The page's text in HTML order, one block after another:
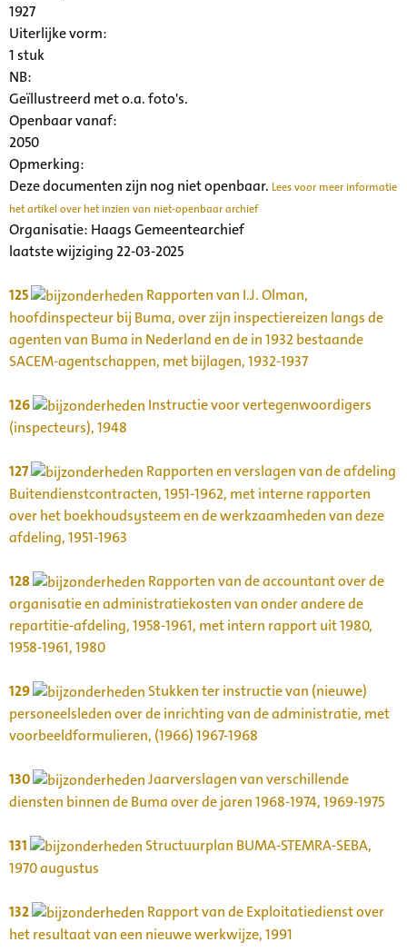
1927
Uiterlijke vorm:
1 stuk
NB:
Geïllustreerd met o.a. foto's.
Openbaar vanaf:
2050
Opmerking:
Deze documenten zijn nog niet openbaar. Lees voor meer informatie
het artikel over het inzien van niet-openbaar archief
Organisatie: Haags Gemeentearchief
laatste wijziging 22-03-2025
125
Rapporten van I.J. Olman,
hoofdinspecteur bij Buma, over zijn inspectiereizen langs de
agenten van Buma in Nederland en de in 1932 bestaande
SACEM-agentschappen, met bijlagen, 1932-1937
126
Instructie voor vertegenwoordigers
(inspecteurs), 1948
127
Rapporten en verslagen van de afdeling
Buitendienstcontracten, 1951-1962, met interne rapporten
over het boekhoudsysteem en de werkzaamheden van deze
afdeling, 1951-1963
128
Rapporten van de accountant over de
organisatie en administratiekosten van onder andere de
repartitie-afdeling, 1958-1961, met intern rapport uit 1980,
1958-1961, 1980
129
Stukken ter instructie van (nieuwe)
personeelsleden over de inrichting van de administratie, met
voorbeeldformulieren, (1966) 1967-1968
130
Jaarverslagen van verschillende
diensten binnen de Buma over de jaren 1968-1974, 1969-1975
131
Structuurplan BUMA-STEMRA-SEBA,
1970 augustus
132
Rapport van de Exploitatiedienst over
het resultaat van een nieuwe werkwijze, 1991